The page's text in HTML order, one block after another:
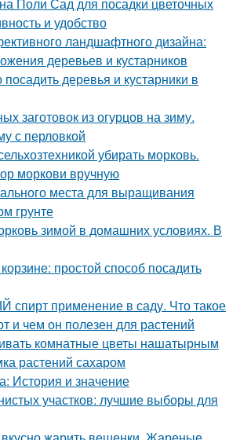
Поли Сад для посадки цветочных
и удобство
ландшафтного дизайна:
деревьев и кустарников
деревья и кустарники в
заготовок из огурцов на зиму.
с перловкой
убирать морковь.
моркови вручную
места для выращивания
грунте
зимой в домашних условиях. В
простой способ посадить
применение в саду. Что такое
и чем он полезен для растений
комнатные цветы нашатырным
растений сахаром
История и значение
участков: лучшие выборы для